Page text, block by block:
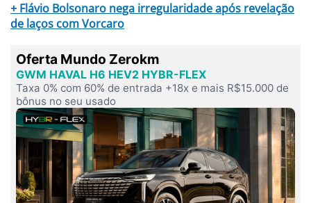
+ Flávio Bolsonaro nega irregularidade após revelação
de laços com Vorcaro